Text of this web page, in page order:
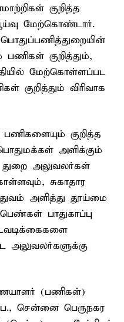
குறித்த
மேற்கொண்டார்.
குறித்தும்,
மேற்கொள்ளப்பட
குறித்தும் விரிவாக
குறித்த
பொதுமக்கள் அளிக்கும்
அலுவலர்கள்
சுகாதார
அளித்து தூய்மை
பாதுகாப்பு
அலுவலர்களுக்கு
(பணிகள்)
சென்னை பெருநகர